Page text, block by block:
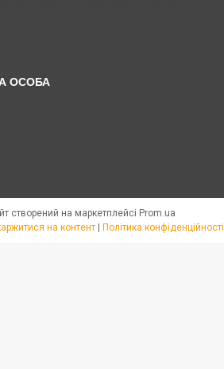
створений на маркетплейсі Prom.ua
на контент Політика конфіденційності